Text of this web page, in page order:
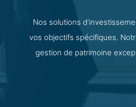
Nos solutions
vos objectifs spécifiques.
gestion de patrimoine